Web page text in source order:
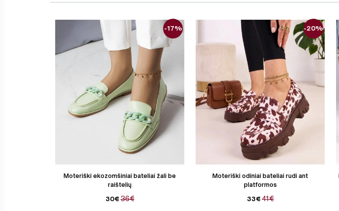
Moteriški ekozomšiniai bateliai žali be
raištelių
30€ 36€
-17%
Moteriški odiniai bateliai rudi ant
platformos
33€ 41€
-20%